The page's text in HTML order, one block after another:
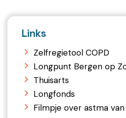
Links
Zelfregietool COPD
Longpunt Bergen op
Thuisarts
Longfonds
Filmpje over astma